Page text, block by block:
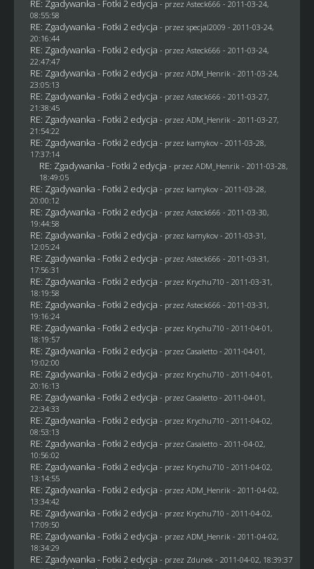
RE: Zgadywanka - Fotki 2 edycja - przez Asteck666 - 2011-03-24,
08:55:58
RE: Zgadywanka - Fotki 2 edycja - przez specjal2009 - 2011-03-24,
20:16:44
RE: Zgadywanka - Fotki 2 edycja - przez Asteck666 - 2011-03-24,
22:47:47
RE: Zgadywanka - Fotki 2 edycja - przez ADM_Henrik - 2011-03-24,
23:05:13
RE: Zgadywanka - Fotki 2 edycja - przez Asteck666 - 2011-03-27,
21:38:45
RE: Zgadywanka - Fotki 2 edycja - przez ADM_Henrik - 2011-03-27,
21:54:22
RE: Zgadywanka - Fotki 2 edycja - przez kamykov- 2011-03-28,
17:37:14
RE: Zgadywanka - Fotki 2 edycja - przez ADM_Henrik - 2011-03-28,
18:49:05
RE: Zgadywanka - Fotki 2 edycja - przez kamykov- 2011-03-28,
20:00:12
RE: Zgadywanka - Fotki 2 edycja - przez Asteck666 - 2011-03-30,
19:44:58
RE: Zgadywanka - Fotki 2 edycja - przez kamykov- 2011-03-31,
12:05:24
RE: Zgadywanka - Fotki 2 edycja - przez Asteck666 - 2011-03-31,
17:56:31
RE: Zgadywanka - Fotki 2 edycja - przez Krychu710 - 2011-03-31,
18:19:58
RE: Zgadywanka - Fotki 2 edycja - przez Asteck666 - 2011-03-31,
19:16:24
RE: Zgadywanka - Fotki 2 edycja - przez Krychu710 - 2011-04-01,
18:19:57
RE: Zgadywanka - Fotki 2 edycja - przez Casaletto- 2011-04-01,
19:02:00
RE: Zgadywanka - Fotki 2 edycja - przez Krychu710 - 2011-04-01,
20:16:13
RE: Zgadywanka - Fotki 2 edycja - przez Casaletto- 2011-04-01,
22:34:33
RE: Zgadywanka - Fotki 2 edycja - przez Krychu710 - 2011-04-02,
08:53:13
RE: Zgadywanka - Fotki 2 edycja - przez Casaletto- 2011-04-02,
10:56:02
RE: Zgadywanka - Fotki 2 edycja - przez Krychu710 - 2011-04-02,
13:14:55
RE: Zgadywanka - Fotki 2 edycja - przez ADM_Henrik - 2011-04-02,
13:34:42
RE: Zgadywanka - Fotki 2 edycja - przez Krychu710 - 2011-04-02,
17:09:50
RE: Zgadywanka - Fotki 2 edycja - przez ADM_Henrik - 2011-04-02,
18:34:29
RE: Zgadywanka - Fotki 2 edycja - przez Zdunek - 2011-04-02, 18:39:37